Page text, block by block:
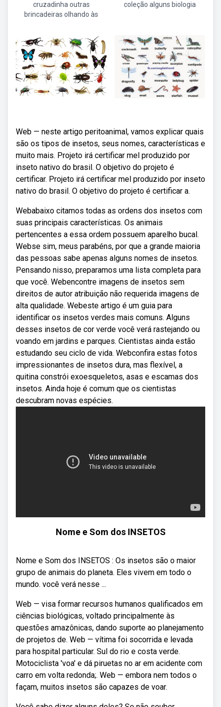
cruzadinha outras
brincadeiras olhando às
coleção alguns biologia
Web — neste artigo peritoanimal, vamos explicar quais
são os tipos de insetos, seus nomes, características e
muito mais. Projeto irá certificar mel produzido por
inseto nativo do brasil. O objetivo do projeto é
certificar. Projeto irá certificar mel produzido por inseto
nativo do brasil. O objetivo do projeto é certificar a.
Webabaixo citamos todas as ordens dos insetos com
suas principais características. Os animais
pertencentes a essa ordem possuem aparelho bucal.
Webse sim, meus parabéns, por que a grande maioria
das pessoas sabe apenas alguns nomes de insetos.
Pensando nisso, preparamos uma lista completa para
que você. Webencontre imagens de insetos sem
direitos de autor atribuição não requerida imagens de
alta qualidade. Webeste artigo é um guia para
identificar os insetos verdes mais comuns. Alguns
desses insetos de cor verde você verá rastejando ou
voando em jardins e parques. Cientistas ainda estão
estudando seu ciclo de vida. Webconfira estas fotos
impressionantes de insetos dura, mas flexível, a
quitina constrói exoesqueletos, asas e escamas dos
insetos. Ainda hoje é comum que os cientistas
descubram novas espécies.
Nome e Som dos INSETOS
Nome e Som dos INSETOS : Os insetos são o maior
grupo de animais do planeta. Eles vivem em todo o
mundo. você verá nesse ...
Web — visa formar recursos humanos qualificados em
ciências biológicas, voltado principalmente às
questões amazônicas, dando suporte ao planejamento
de projetos de. Web — vítima foi socorrida e levada
para hospital particular. Sul do rio e costa verde.
Motociclista 'voa' e dá piruetas no ar em acidente com
carro em volta redonda;. Web — embora nem todos o
façam, muitos insetos são capazes de voar.